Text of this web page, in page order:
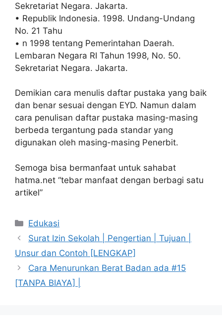
Sekretariat Negara. Jakarta.
• Republik Indonesia. 1998. Undang-Undang
No. 21 Tahu
• n 1998 tentang Pemerintahan Daerah.
Lembaran Negara RI Tahun 1998, No. 50.
Sekretariat Negara. Jakarta.
Demikian cara menulis daftar pustaka yang baik
dan benar sesuai dengan EYD. Namun dalam
cara penulisan daftar pustaka masing-masing
berbeda tergantung pada standar yang
digunakan oleh masing-masing Penerbit.
Semoga bisa bermanfaat untuk sahabat
hatma.net “tebar manfaat dengan berbagi satu
artikel”
Categories
Edukasi
Surat Izin Sekolah | Pengertian | Tujuan |
Unsur dan Contoh [LENGKAP]
Cara Menurunkan Berat Badan ada #15
[TANPA BIAYA] |